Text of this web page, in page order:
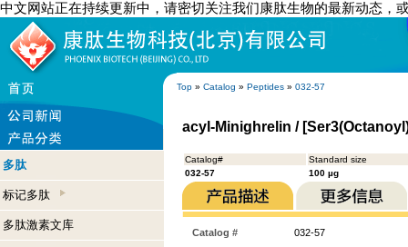
中文网站正在持续更新中，请密切关注我们康肽生物的最新动态，
Top » Catalog » Peptides » 032-57
多肽
标记多肽
多肽激素文库
acyl-Minighrelin /
Catalog#
Standard size
032-57
100 µg
Catalog #
032-57